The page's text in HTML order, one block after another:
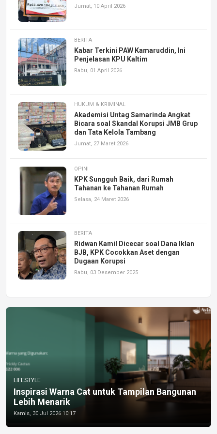
Jumat, 10 April 2026
BERITA
Kabar Terkini PAW Kamaruddin, Ini
Penjelasan KPU Kaltim
Rabu, 01 April 2026
HUKUM & KRIMINAL
Akademisi Untag Samarinda Angkat
Bicara soal Skandal Korupsi JMB Grup
dan Tata Kelola Tambang
Jumat, 27 Maret 2026
OPINI
KPK Sungguh Baik, dari Rumah
Tahanan ke Tahanan Rumah
Selasa, 24 Maret 2026
BERITA
Ridwan Kamil Dicecar soal Dana Iklan
BJB, KPK Cocokkan Aset dengan
Dugaan Korupsi
Rabu, 03 Desember 2025
LIFESTYLE
Inspirasi Warna Cat untuk Tampilan Bangunan
Lebih Menarik
Kamis, 30 Jul 2026 10:17